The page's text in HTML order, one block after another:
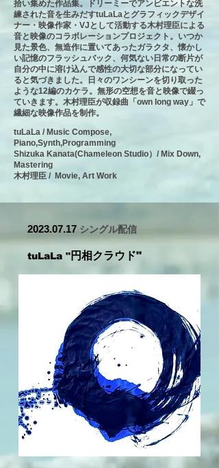
拾い集めた作品集。ドリーミーでアンビエントな洗
練された音を生みだすtuLaLaとグラフィックデザイ
ナー・映像作家・VJとして活動する木村理臣による
音と映像のコラボレーションプロジェクト。いつか
見た景色、無造作に置いてあったガラクタ、懐かし
い記憶のフラッシュバック、何気ない日常の断片が
自分の中に溶け込んで感性の大切な部分になってい
ると気づきました。日々のワンシーンを切り取った
ような12編のカケラ。無形の空想を音と映像で綴っ
ていきます。木村理臣が収録曲「own long way」で
繊細な映像作品を制作。
tuLaLa / Music Compose,
Piano,Synth,Programming
Shizuka Kanata(Chameleon Studio）/ Mix Down,
Mastering
木村理臣 / Movie, Art Work
2023.07.17 シングル配信
tuLaLa "円相クラウド"